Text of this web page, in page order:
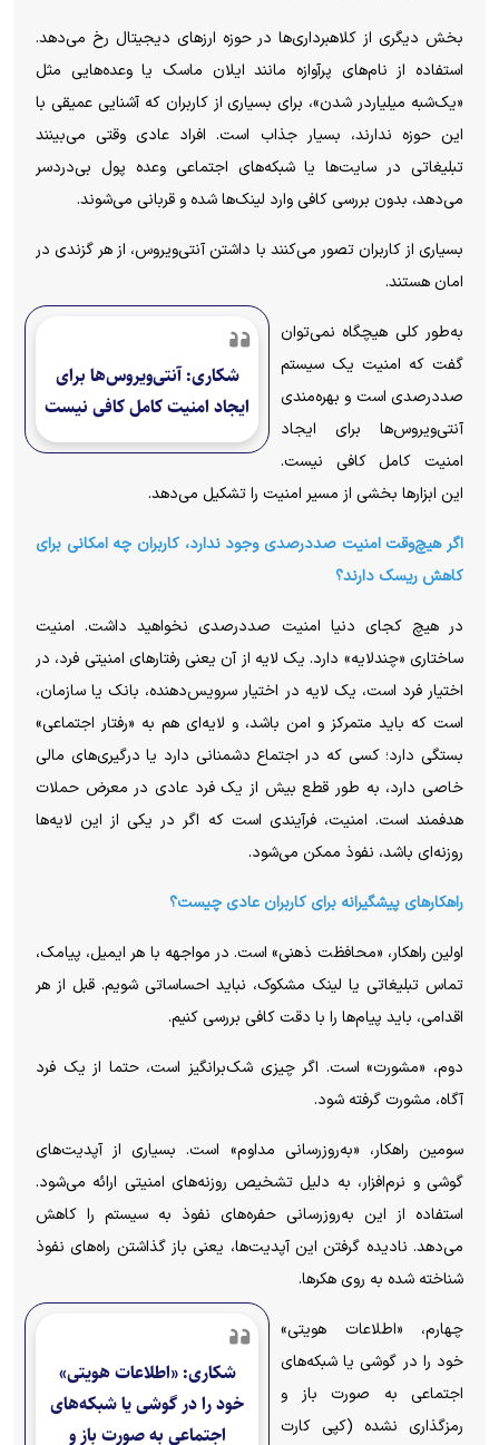
بخش دیگری از کلاهبرداری‌ها در حوزه ارزهای دیجیتال رخ می‌دهد.
استفاده از نام‌های پرآوازه مانند ایلان ماسک یا وعده‌هایی مثل
«یک‌شبه میلیاردر شدن»، برای بسیاری از کاربران که آشنایی عمیقی با
این حوزه ندارند، بسیار جذاب است. افراد عادی وقتی می‌بینند
تبلیغاتی در سایت‌ها یا شبکه‌های اجتماعی وعده پول بی‌دردسر
می‌دهد، بدون بررسی کافی وارد لینک‌ها شده و قربانی می‌شوند.
بسیاری از کاربران تصور می‌کنند با داشتن آنتی‌ویروس، از هر گزندی در
امان هستند.
شکاری: آنتی‌ویروس‌ها برای
ایجاد امنیت کامل کافی نیست
به‌طور کلی هیچگاه نمی‌توان
گفت که امنیت یک سیستم
صددرصدی است و بهره‌مندی
آنتی‌ویروس‌ها برای ایجاد
امنیت کامل کافی نیست.
این ابزارها بخشی از مسیر امنیت را تشکیل می‌دهد.
اگر هیچ‌وقت امنیت صددرصدی وجود ندارد، کاربران چه امکانی برای
کاهش ریسک دارند؟
در هیچ کجای دنیا امنیت صددرصدی نخواهید داشت. امنیت
ساختاری «چندلایه» دارد. یک لایه از آن یعنی رفتارهای امنیتی فرد، در
اختیار فرد است، یک لایه در اختیار سرویس‌دهنده، بانک یا سازمان،
است که باید متمرکز و امن باشد، و لایه‌ای هم به «رفتار اجتماعی»
بستگی دارد؛ کسی که در اجتماع دشمنانی دارد یا درگیری‌های مالی
خاصی دارد، به طور قطع بیش از یک فرد عادی در معرض حملات
هدفمند است. امنیت، فرآیندی است که اگر در یکی از این لایه‌ها
روزنه‌ای باشد، نفوذ ممکن می‌شود.
راهکارهای پیشگیرانه برای کاربران عادی چیست؟
اولین راهکار، «محافظت ذهنی» است. در مواجهه با هر ایمیل، پیامک،
تماس تبلیغاتی یا لینک مشکوک، نباید احساساتی شویم. قبل از هر
اقدامی، باید پیام‌ها را با دقت کافی بررسی کنیم.
دوم، «مشورت» است. اگر چیزی شک‌برانگیز است، حتما از یک فرد
آگاه‌، مشورت گرفته شود.
سومین راهکار، «به‌روزرسانی مداوم» است. بسیاری از آپدیت‌های
گوشی و نرم‌افزار، به دلیل تشخیص روزنه‌های امنیتی ارائه می‌شود.
استفاده از این به‌روزرسانی حفره‌های نفوذ به سیستم را کاهش
می‌دهد. نادیده گرفتن این آپدیت‌ها، یعنی باز گذاشتن راه‌های نفوذ
شناخته شده به روی هکرها.
شکاری: «اطلاعات هویتی»
خود را در گوشی یا شبکه‌های
اجتماعی به صورت باز و
چهارم، «اطلاعات هویتی»
خود را در گوشی یا شبکه‌های
اجتماعی به صورت باز و
رمزگذاری نشده (کپی کارت